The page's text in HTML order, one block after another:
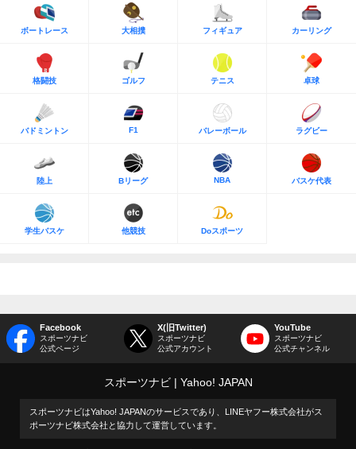
ボートレース 大相撲 フィギュア カーリング
格闘技 ゴルフ テニス 卓球
バドミントン F1 バレーボール ラグビー
陸上 Bリーグ NBA バスケ代表
学生バスケ 他競技 Doスポーツ
Facebook
スポーツナビ
公式ページ
X(旧Twitter)
スポーツナビ
公式アカウント
YouTube
スポーツナビ
公式チャンネル
スポーツナビ Yahoo! JAPAN
スポーツナビはYahoo! JAPANのサービスであり、LINEヤフー株式会社がス
ポーツナビ株式会社と協力して運営しています。